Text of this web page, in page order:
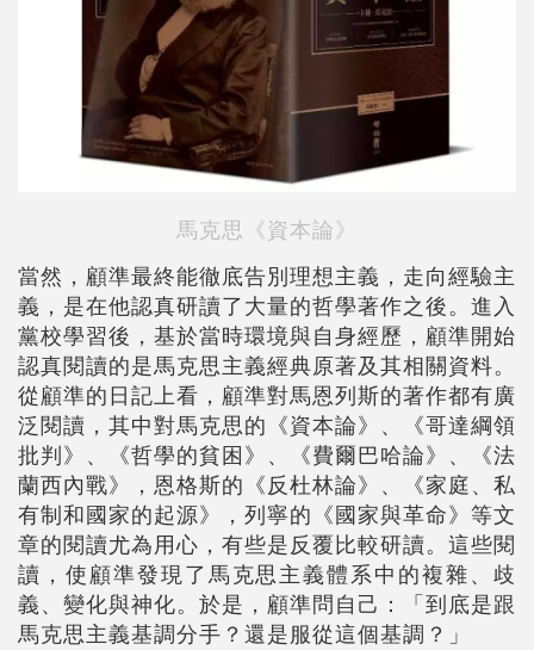
馬克思《資本論》
當然，顧準最終能徹底告別理想主義，走向經驗主
義，是在他認真研讀了大量的哲學著作之後。進入
黨校學習後，基於當時環境與自身經歷，顧準開始
認真閱讀的是馬克思主義經典原著及其相關資料。
從顧準的日記上看，顧準對馬恩列斯的著作都有廣
泛閱讀，其中對馬克思的《資本論》、《哥達綱領
批判》、《哲學的貧困》、《費爾巴哈論》、《法
蘭西內戰》，恩格斯的《反杜林論》、《家庭、私
有制和國家的起源》，列寧的《國家與革命》等文
章的閱讀尤為用心，有些是反覆比較研讀。這些閱
讀，使顧準發現了馬克思主義體系中的複雜、歧
義、變化與神化。於是，顧準問自己：「到底是跟
馬克思主義基調分手？還是服從這個基調？」